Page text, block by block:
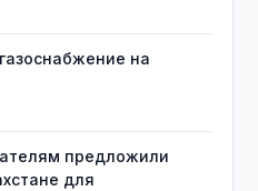
на
предложили
для